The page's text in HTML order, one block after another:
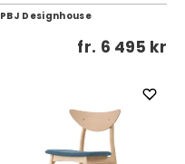
PBJ Designhouse
fr. 6 495 kr